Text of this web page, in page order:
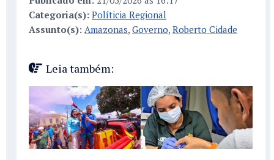
Categoria(s): Políticia Regional
Assunto(s): Amazonas, Governo, Roberto Cidade
Leia também: